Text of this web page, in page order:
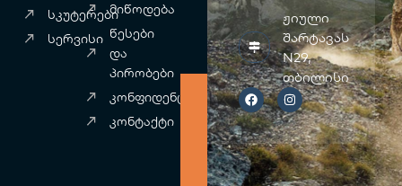
სკუტერები
სერვისი
მიწოდება
წესები
და
პირობები
კონფიდენციალურობა
კონტაქტი
ჟიული
შარტავას
N29,
თბილისი
F
a
c
e
b
o
o
k
I
n
s
t
a
g
r
a
m